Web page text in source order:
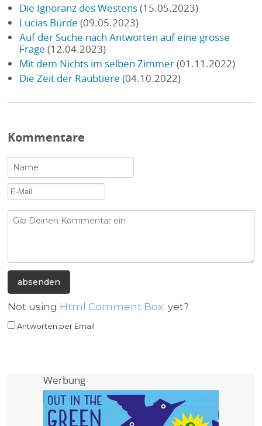
Die Ignoranz des Westens(15.05.2023)
Lucias Bürde (09.05.2023)
Auf der Suche nach Antworten auf eine grosse
Frage (12.04.2023)
Mit dem Nichts im selben Zimmer(01.11.2022)
Die Zeit der Raubtiere (04.10.2022)
Kommentare
Not using Html Comment Box yet?
Antworten per Email
Werbung